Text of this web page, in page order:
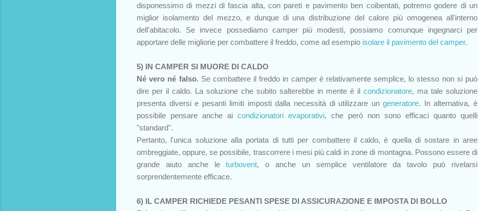
disponessimo di mezzi di fascia alta, con pareti e pavimento ben coibentati, potremo godere di un
miglior isolamento del mezzo, e dunque di una distribuzione del calore più omogenea all'interno
dell'abitacolo. Se invece possediamo camper più modesti, possiamo comunque ingegnarci per
apportare delle migliorie per combattere il freddo, come ad esempio isolare il pavimento del camper.
5) IN CAMPER SI MUORE DI CALDO
Né vero né falso. Se combattere il freddo in camper è relativamente semplice, lo stesso non si può
dire per il caldo. La soluzione che subito salterebbe in mente è il condizionatore, ma tale soluzione
presenta diversi e pesanti limiti imposti dalla necessità di utilizzare ungeneratore. In alternativa, è
possibile pensare anche ai condizionatori evaporativi, che però non sono efficaci quanto quelli
"standard".
Pertanto, l'unica soluzione alla portata di tutti per combattere il caldo, è quella di sostare in aree
ombreggiate, oppure, se possibile, trascorrere i mesi più caldi in zone di montagna. Possono essere di
grande aiuto anche leturbovent, o anche un semplice ventilatore da tavolo può rivelarsi
sorprendentemente efficace.
6) IL CAMPER RICHIEDE PESANTI SPESE DI ASSICURAZIONE E IMPOSTA DI BOLLO